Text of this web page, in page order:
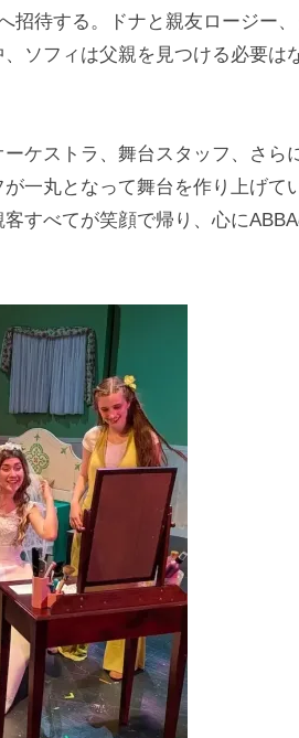
招待する。ドナと親友ロージー
ソフィは父親を見つける必要は
ケストラ、舞台スタッフ、さら
一丸となって舞台を作り上げて
すべてが笑顔で帰り、心に